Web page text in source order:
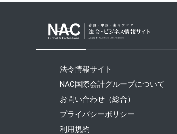
法令情報サイト
NAC国際会計グループについて
お問い合わせ（総合）
プライバシーポリシー
利用規約